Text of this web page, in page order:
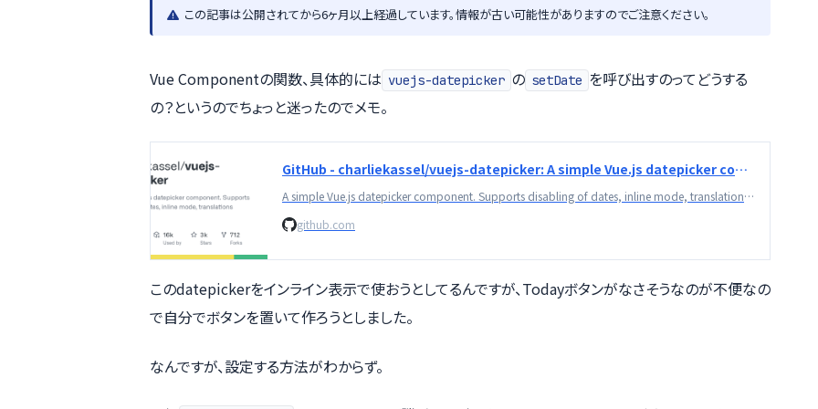
この記事は公開されてから6ヶ月以上経過しています。情報が古い可能性がありますのでご注意ください。
Vue Componentの関数、具体的には vuejs-datepicker の setDate を呼び出すのってどうする
の？というのでちょっと迷ったのでメモ。
GitHub - charliekassel/vuejs-datepicker: A simple Vue.js datepicker component. Supports disabling of dates, inline mode, translations
A simple Vue.js datepicker component. Supports disabling of dates, inline mode, translations - charliekassel/vuejs-datepicker
github.com
このdatepickerをインライン表示で使おうとしてるんですが、Todayボタンがなさそうなのが不便なの
で自分でボタンを置いて作ろうとしました。
なんですが、設定する方法がわからず。